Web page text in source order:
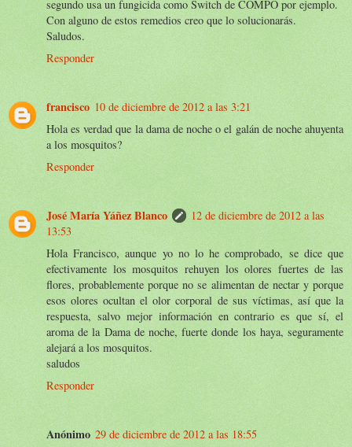
segundo usa un fungicida como Switch de COMPO por ejemplo.
Con alguno de estos remedios creo que lo solucionarás.
Saludos.
Responder
francisco 10 de diciembre de 2012 a las 3:21
Hola es verdad que la dama de noche o el galán de noche ahuyenta
a los mosquitos?
Responder
José María Yáñez Blanco
12 de diciembre de 2012 a las
13:53
Hola Francisco, aunque yo no lo he comprobado, se dice que
efectivamente los mosquitos rehuyen los olores fuertes de las
flores, probablemente porque no se alimentan de nectar y porque
esos olores ocultan el olor corporal de sus víctimas, así que la
respuesta, salvo mejor información en contrario es que sí, el
aroma de la Dama de noche, fuerte donde los haya, seguramente
alejará a los mosquitos.
saludos
Responder
Anónimo 29 de diciembre de 2012 a las 18:55